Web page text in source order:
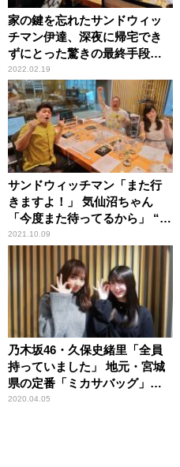
家の鍵を忘れたサンドウィッ
チマン伊達、深夜に帰宅でき
ずにとった驚きの最終手段
「だって入れないんだもん」
2022.02.19
サンドウィッチマン「また行
きますよ！」 気仙沼ちゃん
「今度また待ってるから」 “東
北愛”トークが炸裂
2021.10.09
乃木坂46・久保史緒里「全員
持っていました」 地元・宮城
県の定番「ミカサバッグ」と
は
2020.04.05